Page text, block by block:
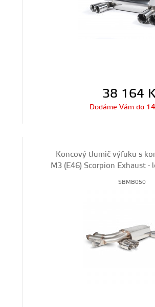
38 164
Dodáme Vám do
Koncový tlumič výfuku s
M3 (E46) Scorpion Exhaust -
SBMB050